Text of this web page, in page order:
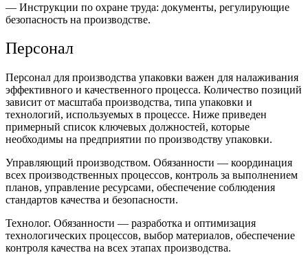
— Инструкции по охране труда: документы, регулирующие
безопасность на производстве.
Персонал
Персонал для производства упаковки важен для налаживания
эффективного и качественного процесса. Количество позиций
зависит от масштаба производства, типа упаковки и
технологий, используемых в процессе. Ниже приведен
примерный список ключевых должностей, которые
необходимы на предприятии по производству упаковки.
Управляющий производством. Обязанности — координация
всех производственных процессов, контроль за выполнением
планов, управление ресурсами, обеспечение соблюдения
стандартов качества и безопасности.
Технолог. Обязанности — разработка и оптимизация
технологических процессов, выбор материалов, обеспечение
контроля качества на всех этапах производства.